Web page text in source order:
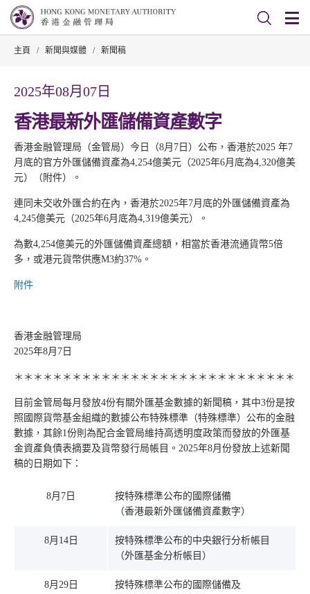
主頁 / 新聞與媒體 / 新聞稿
2025年08月07日
香港最新外匯儲備資產數字
香港金融管理局（金管局）今日（8月7日）公布，香港於2025 年7
月底的官方外匯儲備資產為4,254億美元（2025年6月底為4,320億美
元）（附件）。
連同未交收外匯合約在內，香港於2025年7月底的外匯儲備資產為
4,245億美元（2025年6月底為4,319億美元）。
為數4,254億美元的外匯儲備資產總額，相當於香港流通貨幣5倍
多，或港元貨幣供應M3約37%。
附件
香港金融管理局
2025年8月7日
＊＊＊＊＊＊＊＊＊＊＊＊＊＊＊＊＊＊＊＊＊＊＊＊＊＊＊＊＊
目前金管局每月發放4份有關外匯基金數據的新聞稿，其中3份是按
照國際貨幣基金組織的數據公布特殊標準（特殊標準）公布的金融
數據，其餘1份則為配合金管局維持高透明度政策而發放的外匯基
金資產負債表摘要及貨幣發行局帳目。2025年8月份發放上述新聞
稿的日期如下：
8月7日
按特殊標準公布的國際儲備
（香港最新外匯儲備資產數字）
8月14日
按特殊標準公布的中央銀行分析帳目
（外匯基金分析帳目）
8月29日
按特殊標準公布的國際儲備及